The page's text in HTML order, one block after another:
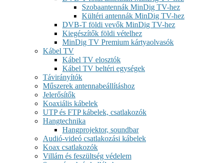
Szobaantennák MinDig TV-hez
Kültéri antennák MinDig TV-hez
DVB-T földi vevők MinDig TV-hez
Kiegészítők földi vételhez
MinDig TV Premium kártyaolvasók
Kábel TV
Kábel TV elosztók
Kábel TV beltéri egységek
Távirányítók
Műszerek antennabeállításhoz
Jelerősítők
Koaxiális kábelek
UTP és FTP kábelek, csatlakozók
Hangtechnika
Hangprojektor, soundbar
Audió-videó csatlakozási kábelek
Koax csatlakozók
Villám és feszültség védelem